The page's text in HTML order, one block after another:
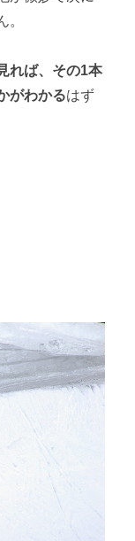
。
れば、その1本
がわかるはず